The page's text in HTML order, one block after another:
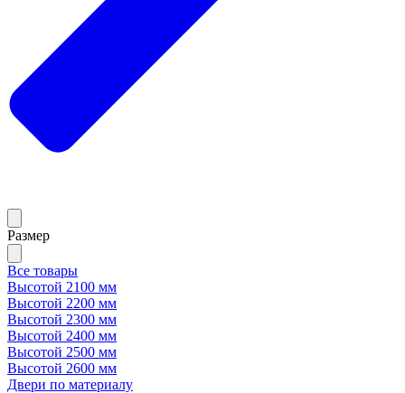
Размер
Все товары
Высотой 2100 мм
Высотой 2200 мм
Высотой 2300 мм
Высотой 2400 мм
Высотой 2500 мм
Высотой 2600 мм
Двери по материалу